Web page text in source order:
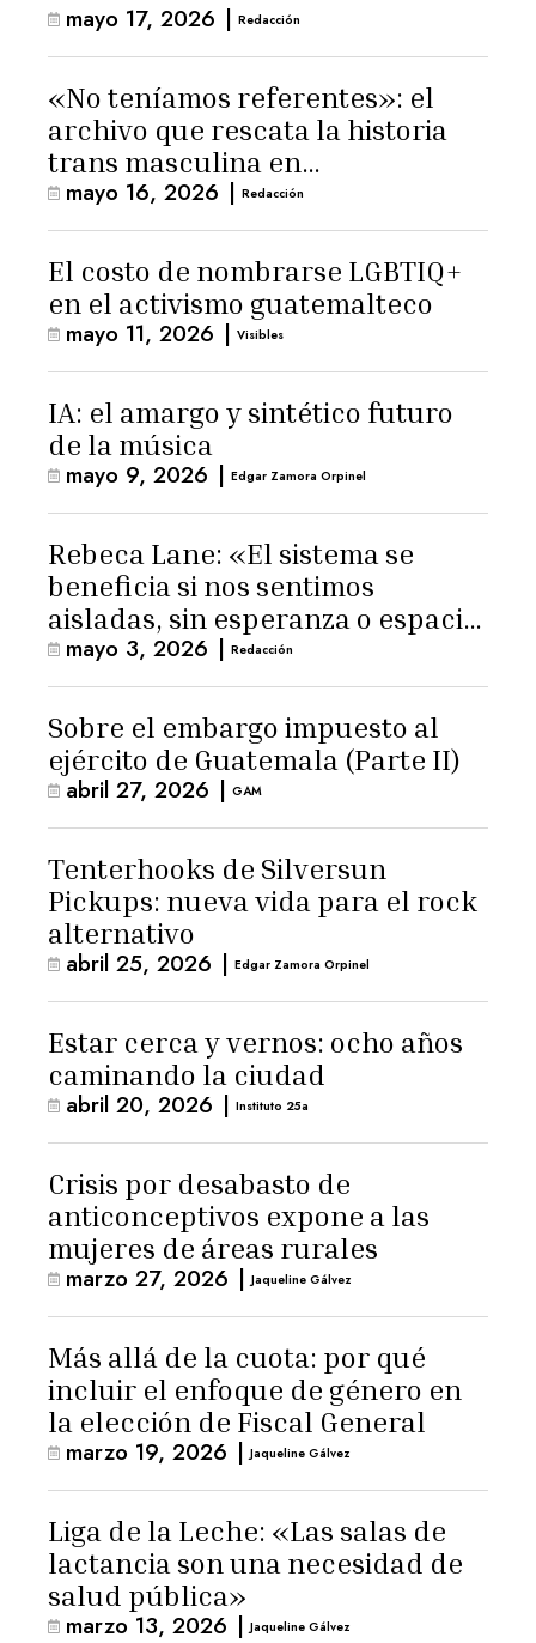
mayo 17, 2026 | Redacción
«No teníamos referentes»: el
archivo que rescata la historia
trans masculina en
Latinoamérica
mayo 16, 2026 | Redacción
El costo de nombrarse LGBTIQ+
en el activismo guatemalteco
mayo 11, 2026 | Visibles
IA: el amargo y sintético futuro
de la música
mayo 9, 2026 | Edgar Zamora Orpinel
Rebeca Lane: «El sistema se
beneficia si nos sentimos
aisladas, sin esperanza o espacio
para la ternura»
mayo 3, 2026 | Redacción
Sobre el embargo impuesto al
ejército de Guatemala (Parte II)
abril 27, 2026 | GAM
Tenterhooks de Silversun
Pickups: nueva vida para el rock
alternativo
abril 25, 2026 | Edgar Zamora Orpinel
Estar cerca y vernos: ocho años
caminando la ciudad
abril 20, 2026 | Instituto 25a
Crisis por desabasto de
anticonceptivos expone a las
mujeres de áreas rurales
marzo 27, 2026 | Jaqueline Gálvez
Más allá de la cuota: por qué
incluir el enfoque de género en
la elección de Fiscal General
marzo 19, 2026 | Jaqueline Gálvez
Liga de la Leche: «Las salas de
lactancia son una necesidad de
salud pública»
marzo 13, 2026 | Jaqueline Gálvez